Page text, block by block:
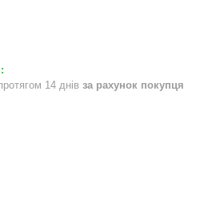
14 днів за рахунок покупця